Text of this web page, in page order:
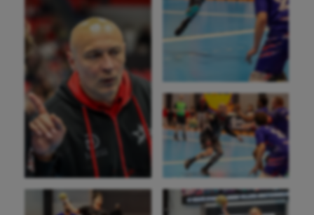
Natation
Natation artistique
Omnisports
Outdoor
Paddle
Parkour
Patinage artistique
Pétanque